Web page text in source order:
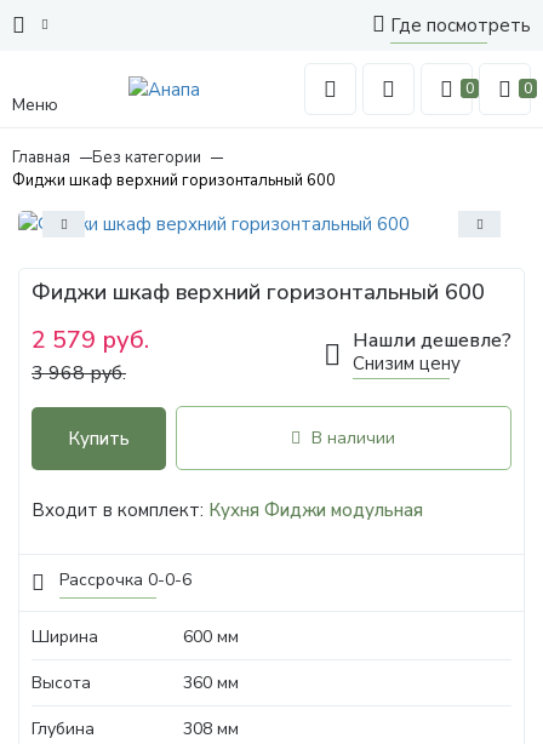
Где посмотреть
Меню
0 0
Главная
Без категории
Фиджи шкаф верхний горизонтальный 600
Рассрочка 0-0-6
Фиджи шкаф верхний горизонтальный 600
2 579 руб.
3 968 руб.
Нашли дешевле?
Снизим цену
Купить В наличии
Входит в комплект: Кухня Фиджи модульная
Ширина
600 мм
Высота
360 мм
Глубина
308 мм